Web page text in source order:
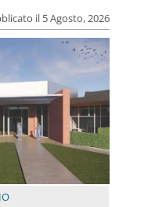
il 5 Agosto, 2026